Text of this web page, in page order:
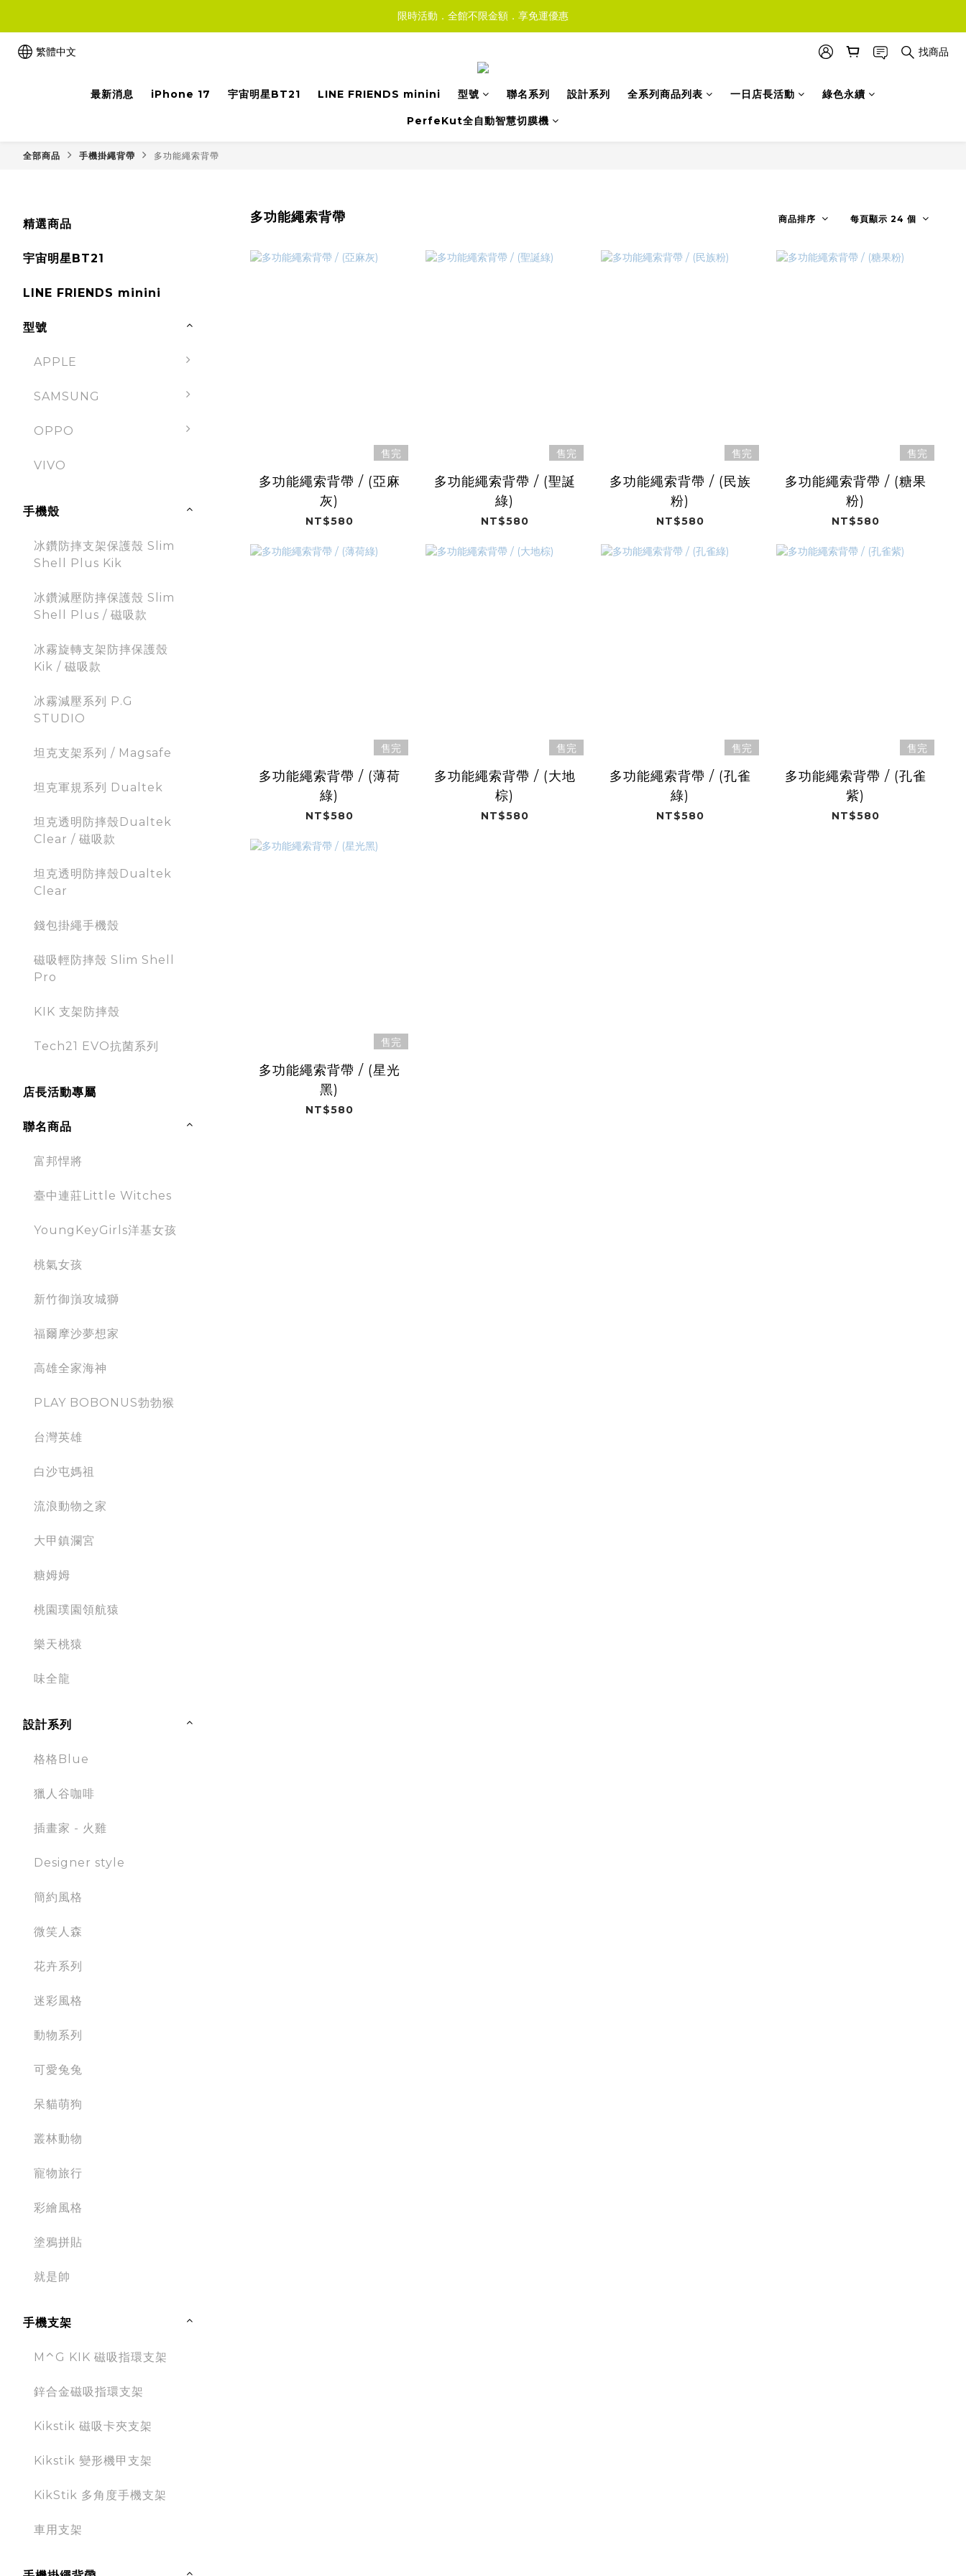
限時活動．全館不限金額．享免運優惠
繁體中文 找商品
最新消息 iPhone 17 宇宙明星BT21 LINE FRIENDS minini 型號 聯名系列 設計系列 全系列商品列表 一日店長活動 綠色永續
PerfeKut全自動智慧切膜機
全部商品 手機掛繩背帶 多功能繩索背帶
精選商品
宇宙明星BT21
LINE FRIENDS minini
型號
APPLE
SAMSUNG
OPPO
VIVO
手機殼
冰鑽防摔支架保護殼 Slim
Shell Plus Kik
冰鑽減壓防摔保護殼 Slim
Shell Plus / 磁吸款
冰霧旋轉支架防摔保護殼
Kik / 磁吸款
冰霧減壓系列 P.G
STUDIO
坦克支架系列 / Magsafe
坦克軍規系列 Dualtek
坦克透明防摔殼Dualtek
Clear / 磁吸款
坦克透明防摔殼Dualtek
Clear
錢包掛繩手機殼
磁吸輕防摔殼 Slim Shell
Pro
KIK 支架防摔殼
Tech21 EVO抗菌系列
店長活動專屬
聯名商品
富邦悍將
臺中連莊Little Witches
YoungKeyGirls洋基女孩
桃氣女孩
新竹御嵿攻城獅
福爾摩沙夢想家
高雄全家海神
PLAY BOBONUS勃勃猴
台灣英雄
白沙屯媽祖
流浪動物之家
大甲鎮瀾宮
糖姆姆
桃園璞園領航猿
樂天桃猿
味全龍
設計系列
格格Blue
獵人谷咖啡
插畫家 - 火雞
Designer style
簡約風格
微笑人森
花卉系列
迷彩風格
動物系列
可愛兔兔
呆貓萌狗
叢林動物
寵物旅行
彩繪風格
塗鴉拼貼
就是帥
手機支架
M⌃G KIK 磁吸指環支架
鋅合金磁吸指環支架
Kikstik 磁吸卡夾支架
Kikstik 變形機甲支架
KikStik 多角度手機支架
車用支架
多功能繩索背帶 商品排序 每頁顯示 24 個
售完
多功能繩索背帶 / (亞麻
灰)
NT$580
售完
多功能繩索背帶 / (聖誕
綠)
NT$580
售完
多功能繩索背帶 / (民族
粉)
NT$580
售完
多功能繩索背帶 / (糖果
粉)
NT$580
售完
多功能繩索背帶 / (薄荷
綠)
NT$580
售完
多功能繩索背帶 / (大地
棕)
NT$580
售完
多功能繩索背帶 / (孔雀
綠)
NT$580
售完
多功能繩索背帶 / (孔雀
紫)
NT$580
售完
多功能繩索背帶 / (星光
黑)
NT$580